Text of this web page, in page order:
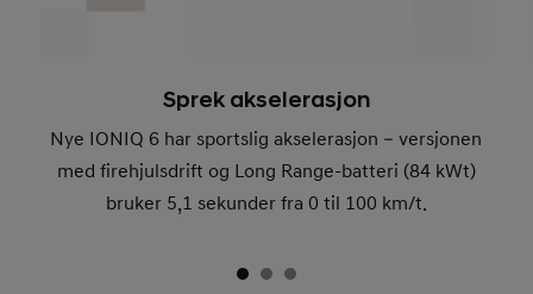
Sprek akselerasjon
Nye IONIQ 6 har sportslig akselerasjon – versjonen
med firehjulsdrift og Long Range-batteri (84 kWt)
bruker 5,1 sekunder fra 0 til 100 km/t.